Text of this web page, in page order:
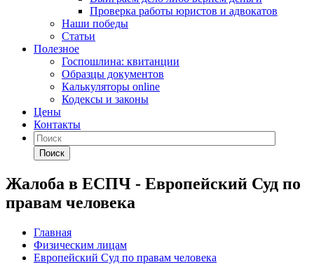
Проверка работы юристов и адвокатов
Наши победы
Статьи
Полезное
Госпошлина: квитанции
Образцы документов
Калькуляторы online
Кодексы и законы
Цены
Контакты
Поиск
Жалоба в ЕСПЧ - Европейский Суд по
правам человека
Главная
Физическим лицам
Европейский Суд по правам человека